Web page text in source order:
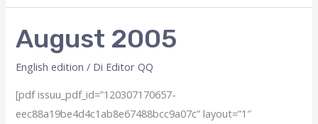
August 2005
English edition / Di Editor QQ
[pdf issuu_pdf_id=”120307170657-
eec88a19be4d4c1ab8e67488bcc9a07c” layout=”1″